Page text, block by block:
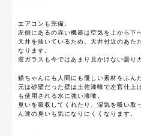
エアコンも完備。
左側にあるの赤い機器は空気を上から下
天井を抜いているため、天井付近のあた
なります。
窓ガラスも今ではあまり見かけない曇り
猫ちゃんにも人間にも優しい素材をふん
元は砂壁だった壁は土佐漆喰で左官仕上
も使用される水に強い漆喰。
臭いを吸収してくれたり、湿気を吸い取
ん達の臭いも気になりにくくなります。